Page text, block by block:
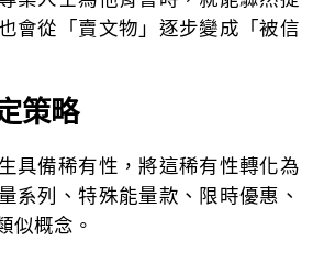
會從「賣文物」逐步變成「被信
策略
具備稀有性，將這稀有性轉化為
系列、特殊能量款、限時優惠、
似概念。